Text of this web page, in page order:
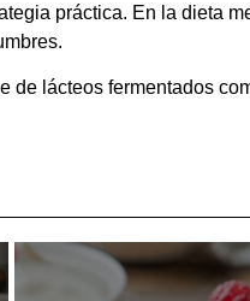
práctica. En la dieta
de lácteos fermentados